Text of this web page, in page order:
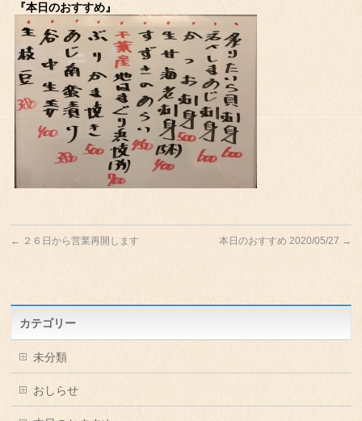
『本日のおすすめ』
← ２６日から営業再開します 本日のおすすめ 2020/05/27 →
カテゴリー
未分類
おしらせ